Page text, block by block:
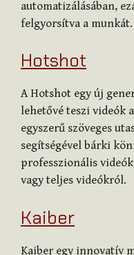
automatizálásában,
felgyorsítva a munkát.
Hotshot
A Hotshot egy új
lehetővé teszi videók
egyszerű szöveges
segítségével bárki
professzionális
vagy teljes videókról.
Kaiber
Kaiber egy innovatív